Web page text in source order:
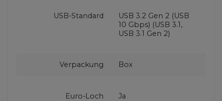
USB-Standard
USB 3.2 Gen 2 (USB
10 Gbps) (USB 3.1,
USB 3.1 Gen 2)
Verpackung Box
Euro-Loch Ja